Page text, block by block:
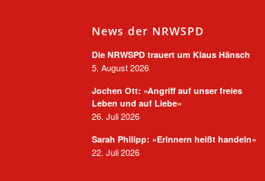
News der NRWSPD
Die NRWSPD trauert um Klaus Hänsch
5. August 2026
Jochen Ott: »Angriff auf unser freies
Leben und auf Liebe«
26. Juli 2026
Sarah Philipp: »Erinnern heißt handeln«
22. Juli 2026